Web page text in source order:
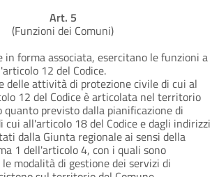
Art. 5
(Funzioni dei Comuni)
in forma associata, esercitano le funzioni a
12 del Codice.
delle attività di protezione civile di cui al
12 del Codice è articolata nel territorio
quanto previsto dalla pianificazione di
cui all'articolo 18 del Codice e dagli indirizzi
dalla Giunta regionale ai sensi della
1 dell'articolo 4, con i quali sono
modalità di gestione dei servizi di